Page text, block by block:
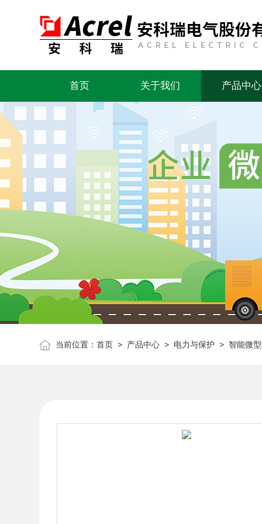
首页 关于我们 产品中心
当前位置：首页 > 产品中心 > 电力与保护 > 智能微